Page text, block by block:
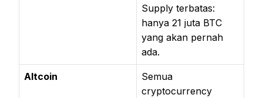
Supply terbatas:
hanya 21 juta BTC
yang akan pernah
ada.
Altcoin
Semua
cryptocurrency